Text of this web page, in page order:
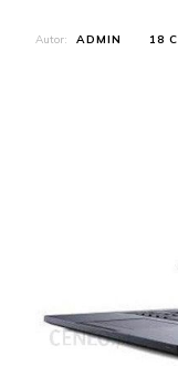
Autor: ADMIN 18